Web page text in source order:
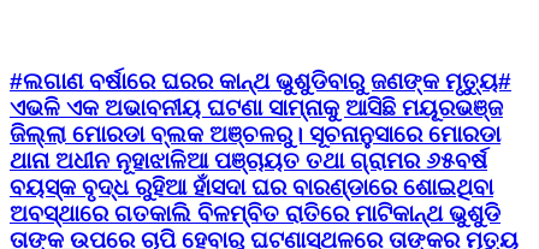
#ଲଗାଣ ବର୍ଷାରେ ଘରର କାନ୍ଥ ଭୁଶୁଡିବାରୁ ଜଣଙ୍କ ମୃତ୍ୟୁ#
ଏଭଳି ଏକ ଅଭାବନୀୟ ଘଟଣା ସାମ୍ନାକୁ ଆସିଛି ମୟୂରଭଞ୍ଜ
ଜିଲ୍ଲା ମୋରଡା ବ୍ଲକ ଅଞ୍ଚଳରୁ। ସୂଚନାନୁସାରେ ମୋରଡା
ଥାନା ଅଧୀନ ନୂହାଝାଳିଆ ପଞ୍ଚାୟତ ତଥା ଗ୍ରାମର ୬୫ବର୍ଷ
ବୟସ୍କ ବୃଦ୍ଧ ରୁହିଆ ହାଁସଦା ଘର ବାରଣ୍ଡାରେ ଶୋଇଥିବା
ଅବସ୍ଥାରେ ଗତକାଲି ବିଳମ୍ବିତ ରାତିରେ ମାଟିକାନ୍ଥ ଭୁଶୁଡି
ତାଙ୍କ ଉପରେ ଚାପି ହେବାରୁ ଘଟଣାସ୍ଥଳରେ ତାଙ୍କର ମୃତ୍ୟୁ